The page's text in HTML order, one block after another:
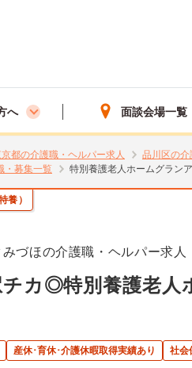
へ 面談会場一覧
都の介護職・ヘルパー求人
品川区の介
・募集一覧
特別養護老人ホームグラン
養）
づほの介護職・ヘルパー求人
チカ◎特別養護老人
産休･育休･介護休暇取得実績あり 社会